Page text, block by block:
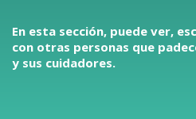
En esta sección, puede ver,
con otras personas que
y sus cuidadores.